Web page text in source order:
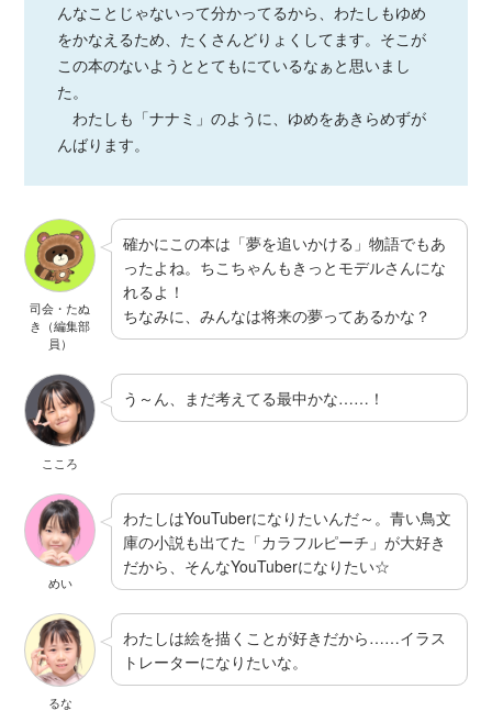
んなことじゃないって分かってるから、わたしもゆめ
をかなえるため、たくさんどりょくしてます。そこが
この本のないようととてもにているなぁと思いまし
た。
わたしも「ナナミ」のように、ゆめをあきらめずが
んばります。
司会・たぬ
き（編集部
員）
確かにこの本は「夢を追いかける」物語でもあ
ったよね。ちこちゃんもきっとモデルさんにな
れるよ！
ちなみに、みんなは将来の夢ってあるかな？
こころ
う～ん、まだ考えてる最中かな……！
めい
わたしはYouTuberになりたいんだ～。青い鳥文
庫の小説も出てた「カラフルピーチ」が大好き
だから、そんなYouTuberになりたい☆
るな
わたしは絵を描くことが好きだから……イラス
トレーターになりたいな。